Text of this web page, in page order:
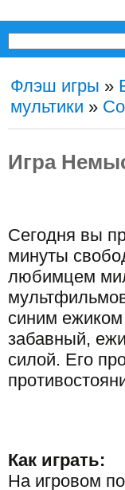
Флэш игры »
мультики »
Игра
Сегодня вы
минуты
любимцем
синим
забавный,
силой. Его
Как играть:
На игровом